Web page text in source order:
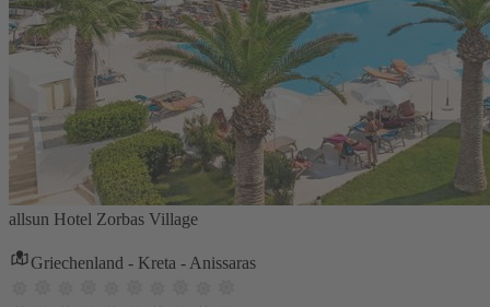
allsun Hotel Zorbas Village
Griechenland - Kreta - Anissaras